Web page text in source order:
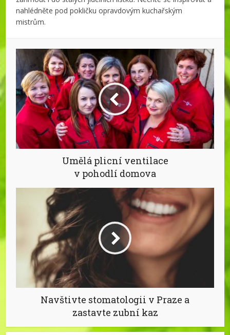
nahlédněte pod pokličku opravdovým kuchařským
mistrům.
Umělá plicní ventilace
v pohodlí domova
Navštivte stomatologii v Praze a
zastavte zubní kaz